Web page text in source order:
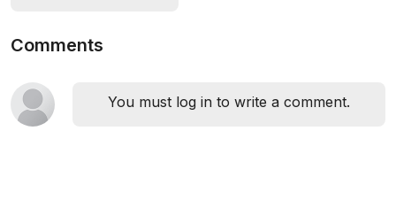
Comments
You must log in to write a comment.